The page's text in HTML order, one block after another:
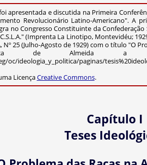
apresentada e discutida na Primeira
Revolucionário Latino-Americano". A
no Congresso Constituinte da
(Imprenta La Linotipo, Montevidéu;
25 (Julho-Agosto de 1929) com o título "O
de Almeida a
oc/ideologia_y_politica/paginas/
LicençaCreative Commons.
Capítulo I
Teses